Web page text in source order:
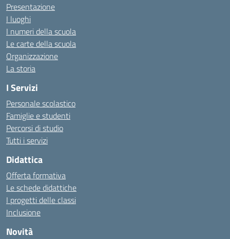
Presentazione
I luoghi
I numeri della scuola
Le carte della scuola
Organizzazione
La storia
I Servizi
Personale scolastico
Famiglie e studenti
Percorsi di studio
Tutti i servizi
Didattica
Offerta formativa
Le schede didattiche
I progetti delle classi
Inclusione
Novità